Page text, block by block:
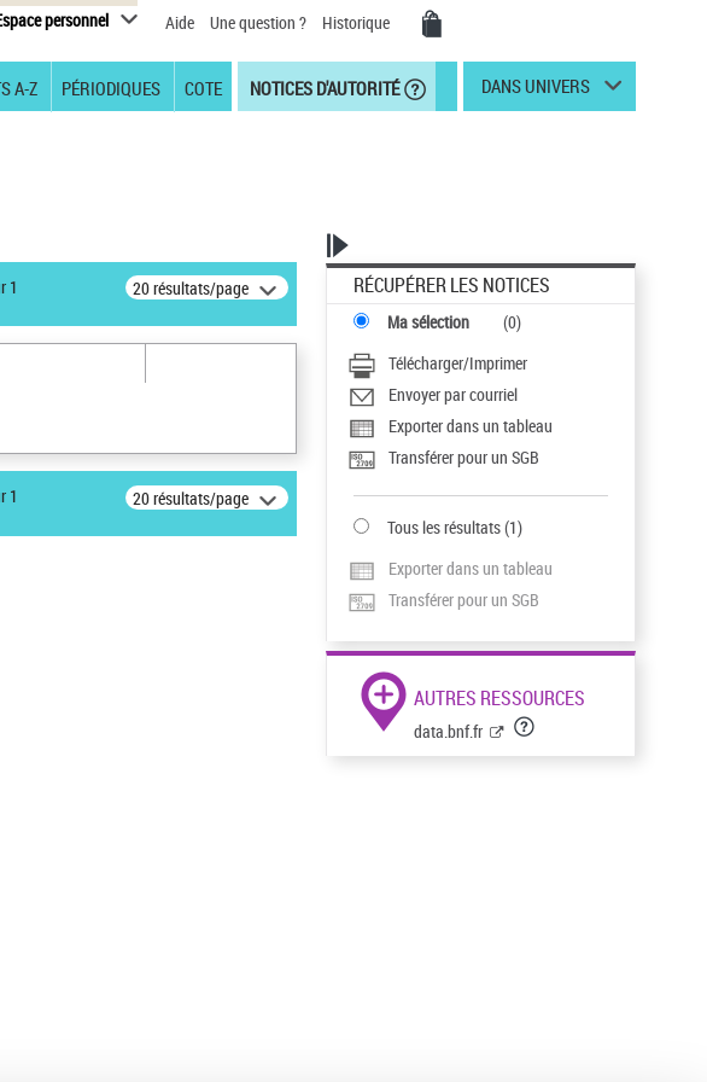
personnel Aide Une question ? Historique
A-Z PÉRIODIQUES COTE NOTICES D'AUTORITÉ DANS UNIVERS
1 20 résultats/page
1 20 résultats/page
RÉCUPÉRER LES NOTICES
Ma sélection (0)
Télécharger/Imprimer
Envoyer par courriel
Exporter dans un tableau
Transférer pour un SGB
Tous les résultats(1)
Exporter dans un tableau
Transférer pour un SGB
AUTRES RESSOURCES
data.bnf.fr